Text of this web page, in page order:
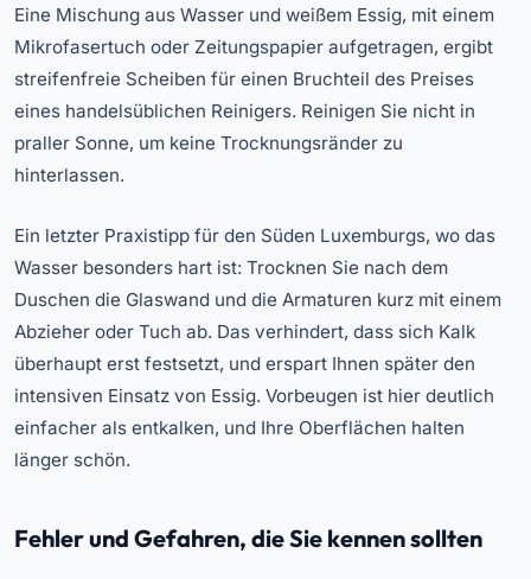
Eine Mischung aus Wasser und weißem Essig, mit einem
Mikrofasertuch oder Zeitungspapier aufgetragen, ergibt
streifenfreie Scheiben für einen Bruchteil des Preises
eines handelsüblichen Reinigers. Reinigen Sie nicht in
praller Sonne, um keine Trocknungsränder zu
hinterlassen.
Ein letzter Praxistipp für den Süden Luxemburgs, wo das
Wasser besonders hart ist: Trocknen Sie nach dem
Duschen die Glaswand und die Armaturen kurz mit einem
Abzieher oder Tuch ab. Das verhindert, dass sich Kalk
überhaupt erst festsetzt, und erspart Ihnen später den
intensiven Einsatz von Essig. Vorbeugen ist hier deutlich
einfacher als entkalken, und Ihre Oberflächen halten
länger schön.
Fehler und Gefahren, die Sie kennen sollten